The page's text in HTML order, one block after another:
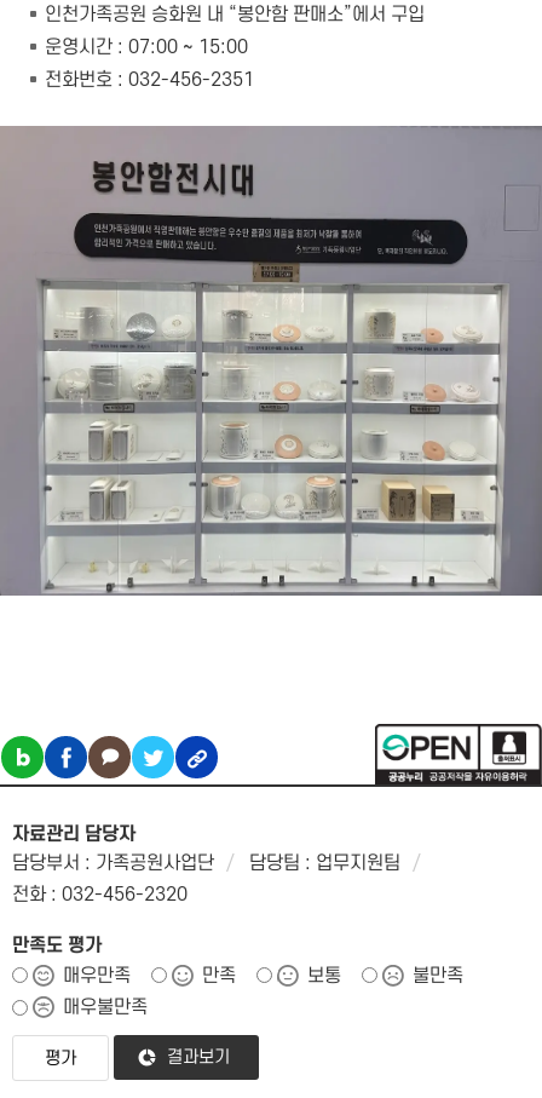
인천가족공원 승화원 내 “봉안함 판매소”에서 구입
운영시간 : 07:00 ~ 15:00
전화번호 : 032-456-2351
자료관리 담당자
담당부서 : 가족공원사업단
담당팀 : 업무지원팀
전화 : 032-456-2320
만족도 평가
매우만족
만족 보통
불만족
매우불만족
결과보기